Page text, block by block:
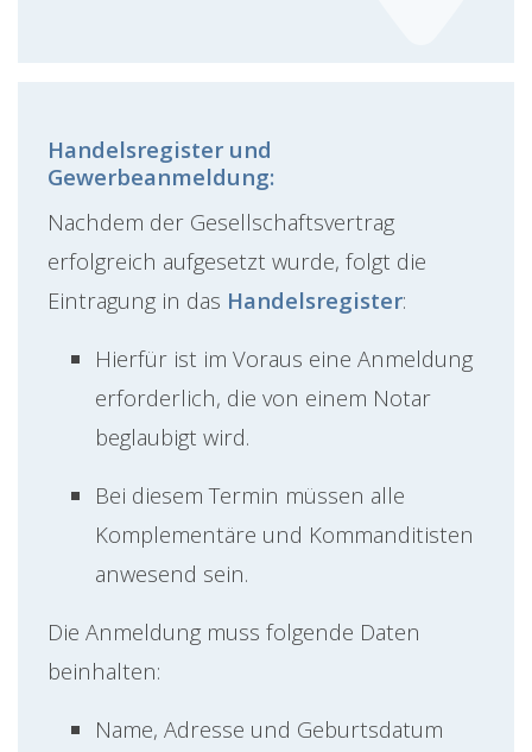
Handelsregister und
Gewerbeanmeldung:
Nachdem der Gesellschaftsvertrag
erfolgreich aufgesetzt wurde, folgt die
Eintragung in das Handelsregister:
Hierfür ist im Voraus eine Anmeldung
erforderlich, die von einem Notar
beglaubigt wird.
Bei diesem Termin müssen alle
Komplementäre und Kommanditisten
anwesend sein.
Die Anmeldung muss folgende Daten
beinhalten:
Name, Adresse und Geburtsdatum